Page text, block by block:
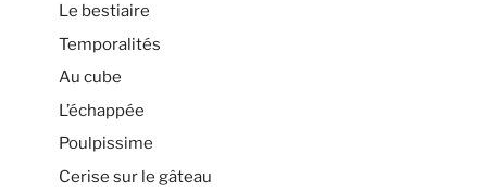
Le bestiaire
Temporalités
Au cube
L’échappée
Poulpissime
Cerise sur le gâteau